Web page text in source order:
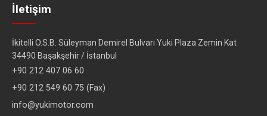
İletişim
İkitelli O.S.B. Süleyman Demirel Bulvarı Yuki Plaza Zemin Kat
34490 Başakşehir / İstanbul
+90 212 407 06 60
+90 212 549 60 75 (Fax)
info@yukimotor.com